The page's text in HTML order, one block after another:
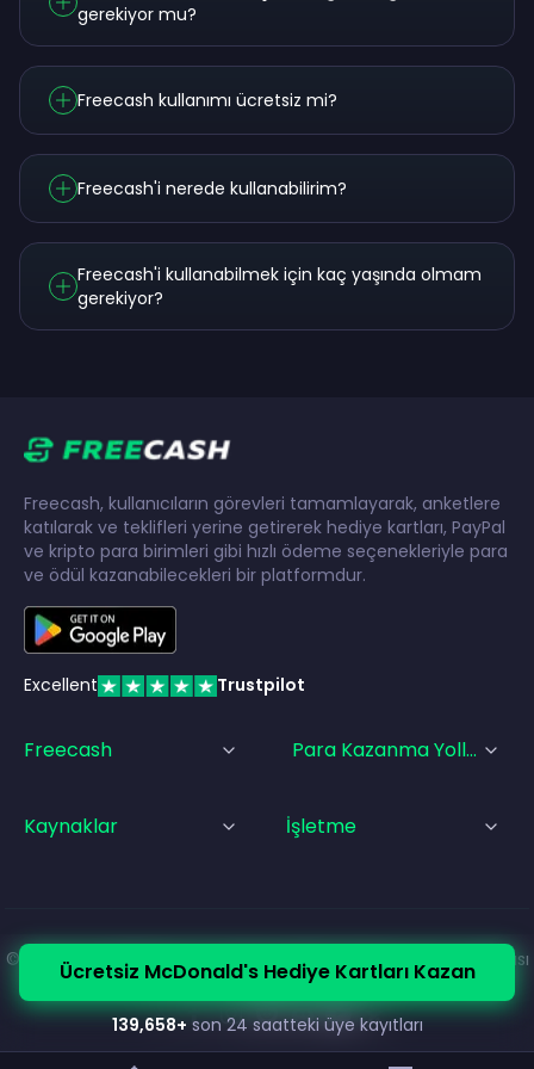
gerekiyor mu?
Freecash kullanımı ücretsiz mi?
Freecash'i nerede kullanabilirim?
Freecash'i kullanabilmek için kaç yaşında olmam
gerekiyor?
Ücretsiz McDonald's Hediye Kartları Kazan
139,658+ son 24 saatteki üye kayıtları
Freecash, kullanıcıların görevleri tamamlayarak, anketlere
katılarak ve teklifleri yerine getirerek hediye kartları, PayPal
ve kripto para birimleri gibi hızlı ödeme seçenekleriyle para
ve ödül kazanabilecekleri bir platformdur.
Excellent Trustpilot
Freecash Para Kazanma Yolları
Kaynaklar İşletme
© Freecash 2026• Hizmet Şartları • Gizlilik Politikası
Çerez Politikası
• Künye